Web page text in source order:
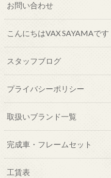
お問い合わせ
こんにちはVAX SAYAMAです
スタッフブログ
プライバシーポリシー
取扱いブランド一覧
完成車・フレームセット
工賃表